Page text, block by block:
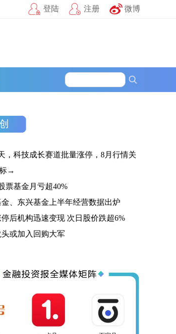
登陆 注册 微博
，科技成长赛道批量涨停，8月行情关
→
票基金月亏超40%
、东兴基金上半年经营数据出炉
后机构迅速变现 次日股价跌超6%
或加入回购大军
网易号 搜狐号
官方微信 企鹅号